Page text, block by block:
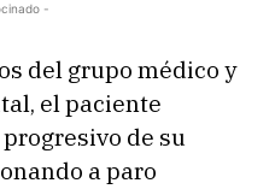
-
del grupo médico y
el paciente
de su
a paro